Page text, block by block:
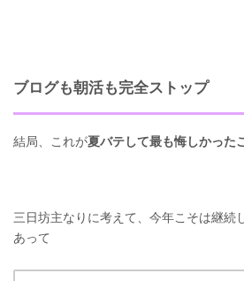
ブログも朝活も完全ストップ
結局、これが夏バテして最も悔しかった
三日坊主なりに考えて、今年こそは継続
あって